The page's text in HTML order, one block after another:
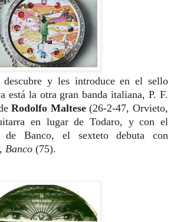
y les introduce en el sello
está la otra gran banda italiana, P. F.
Rodolfo Maltese (26-2-47, Orvieto,
rra en lugar de Todaro, y con el
de Banco, el sexteto debuta con
Banco (75).